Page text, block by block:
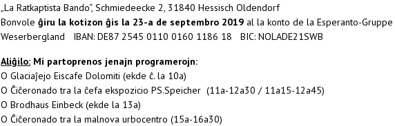
„La Ratkaptista Bando“, Schmiedeecke 2, 31840 Hessisch Oldendorf
Bonvole ĝiru la kotizon ĝis la 23-a de septembro 2019 al la konto de la Esperanto-
Weserbergland IBAN: DE87 2545 0110 0160 1186 18 BIC: NOLADE21SWB
Aliĝilo: Mi partoprenos jenajn programerojn:
O Glaciaĵejo Eiscafe Dolomiti (ekde ĉ. la 10a)
O Ĉiĉeronado tra la ĉefa ekspozicio PS.Speicher (11a-12a30 / 11a15-12a45)
O Brodhaus Einbeck (ekde la 13a)
O Ĉiĉeronado tra la malnova urbocentro (15a-16a30)